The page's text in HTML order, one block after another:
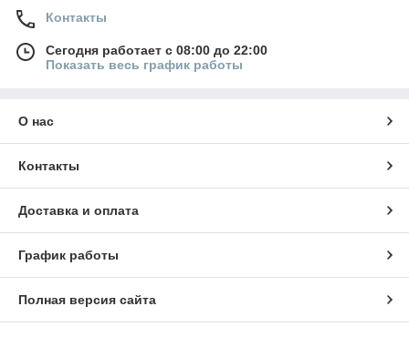
Контакты
Сегодня работает с 08:00 до 22:00
Показать весь график работы
О нас
Контакты
Доставка и оплата
График работы
Полная версия сайта